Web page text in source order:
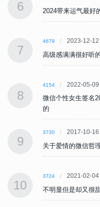
6 2024带来运气最好
7
4679 2023-12-12
高级感满满很好听
8
4154 2022-05-09
微信个性女生签名
的
9
3730 2017-10-
关于爱情的微信哲
10
3724 2021-02-
不明显但是却又很